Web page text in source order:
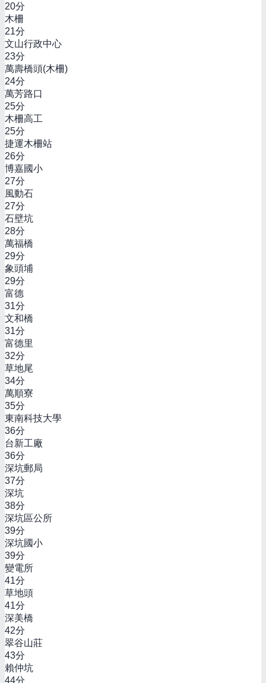
20分
木柵
21分
文山行政中心
23分
萬壽橋頭(木柵)
24分
萬芳路口
25分
木柵高工
25分
捷運木柵站
26分
博嘉國小
27分
風動石
27分
石壁坑
28分
萬福橋
29分
象頭埔
29分
富德
31分
文和橋
31分
富德里
32分
草地尾
34分
萬順寮
35分
東南科技大學
36分
台新工廠
36分
深坑郵局
37分
深坑
38分
深坑區公所
39分
深坑國小
39分
變電所
41分
草地頭
41分
深美橋
42分
翠谷山莊
43分
賴仲坑
44分